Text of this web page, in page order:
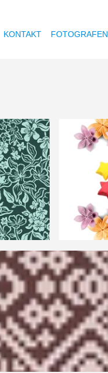
KONTAKT FOTOGRAFEN